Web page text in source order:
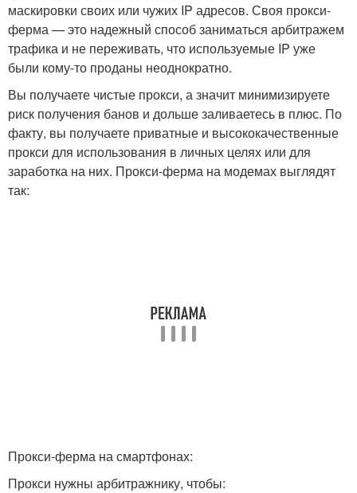
маскировки своих или чужих IP адресов. Своя прокси-
ферма — это надежный способ заниматься арбитражем
трафика и не переживать, что используемые IP уже
были кому-то проданы неоднократно.
Вы получаете чистые прокси, а значит минимизируете
риск получения банов и дольше заливаетесь в плюс. По
факту, вы получаете приватные и высококачественные
прокси для использования в личных целях или для
заработка на них. Прокси-ферма на модемах выглядят
так:
Прокси-ферма на смартфонах:
Прокси нужны арбитражнику, чтобы: